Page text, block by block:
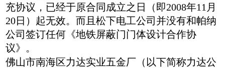
充协议，已经于原合同成立之日（即2008年11月
20日）起无效。而且松下电工公司并没有和帕纳
公司签订任何《地铁屏蔽门门体设计合作协
议》。
佛山市南海区力达实业五金厂（以下简称力达公